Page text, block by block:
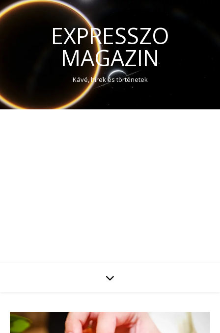
EXPRESSZO
MAGAZIN
Kávé, hírek és történetek